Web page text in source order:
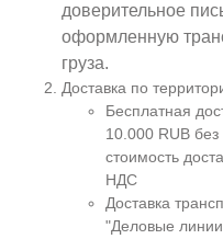
доверительное
оформленную
груза.
Доставка по
Бесплатная
10.000 RUB
стоимость
НДС
Доставка
"Деловые